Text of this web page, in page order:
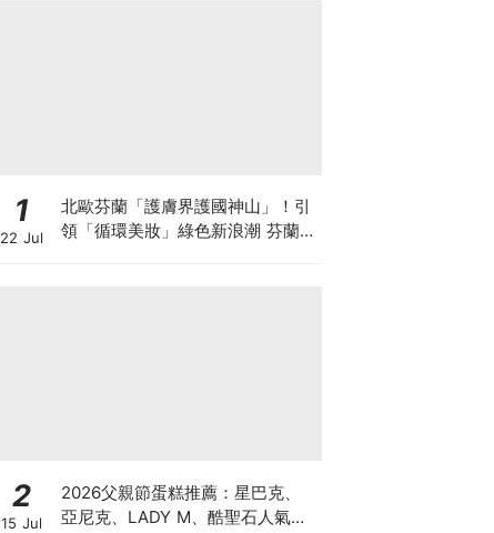
1
22 Jul
北歐芬蘭「護膚界護國神山」！引
領「循環美妝」綠色新浪潮 芬蘭國
2
15 Jul
2026父親節蛋糕推薦：星巴克、
亞尼克、LADY M、酷聖石人氣特